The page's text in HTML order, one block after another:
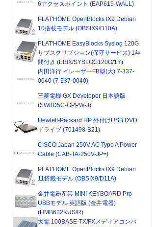
6アクセスポイント (EAP615-WALL)
PLAT'HOME OpenBlocks IX9 Debian
10搭載モデル (OBSIX9/D10A)
PLAT'HOME EasyBlocks Syslog 120G
サブスクリプション(保守サービス) 1年
間付き (EBIX/SYSLOG120G/1Y)
内田洋行 イレーザーFB型(大) 7-337-
0040 (7-337-0040)
三菱電機 GX Developer 日本語版
(SW8D5C-GPPW-J)
Hewlett-Packard HP 外付けUSB DVD
ドライブ (701498-B21)
CISCO Japan 250V AC Type A Power
Cable (CAB-TA-250V-JP=)
PLAT'HOME OpenBlocks IX9 Debian
11搭載モデル (OBSIX9/D11A)
金井電器産業 MINI KEYBOARD Pro
USBモデル 英語版 (金井電器)
(HMB632KUS/R)
大電 100BASE-TX/FXメディアコンバ